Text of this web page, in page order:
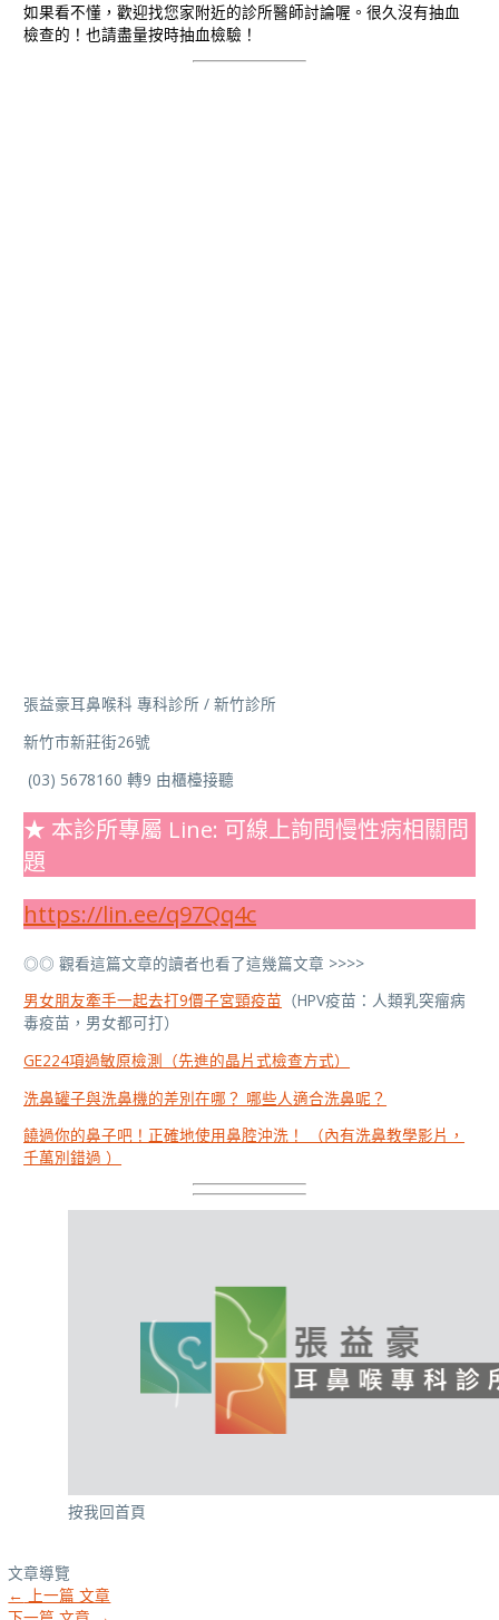
如果看不懂，歡迎找您家附近的診所醫師討論喔。很久沒有抽血
檢查的！也請盡量按時抽血檢驗！
張益豪耳鼻喉科 專科診所 / 新竹診所
新竹市新莊街26號
(03) 5678160 轉9 由櫃檯接聽
★ 本診所專屬 Line: 可線上詢問慢性病相關問
題
https://lin.ee/q97Qq4c
◎◎ 觀看這篇文章的讀者也看了這幾篇文章 >>>>
男女朋友牽手一起去打9價子宮頸疫苗 （HPV疫苗：人類乳突瘤病
毒疫苗，男女都可打）
GE224項過敏原檢測（先進的晶片式檢查方式）
洗鼻罐子與洗鼻機的差別在哪？ 哪些人適合洗鼻呢？
饒過你的鼻子吧！正確地使用鼻腔沖洗！ （內有洗鼻教學影片，
千萬別錯過 ）
按我回首頁
文章導覽
← 上一篇 文章